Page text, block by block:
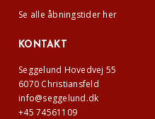
Se alle åbningstider her
KONTAKT
Seggelund Hovedvej 55
6070 Christiansfeld
info@seggelund.dk
+45 74561109